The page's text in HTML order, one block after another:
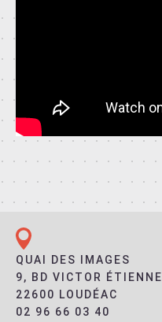
QUAI DES IMAGES
9, BD VICTOR ÉTIENNE
22600 LOUDÉAC
02 96 66 03 40